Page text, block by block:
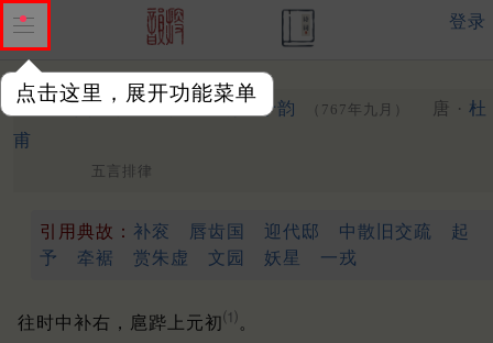
点击这里，展开功能菜单
登录
赠李八 秘书别三十韵 （767年九月） 唐 · 杜
甫
五言排律
引用典故： 补衮 唇齿国 迎代邸 中散旧交疏
起
予
牵裾 赏朱虚 文园 妖星 一戎
往时中补右，扈跸上元初 ⑴。